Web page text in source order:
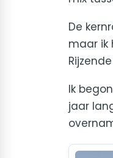
De
maar ik
Ik
jaar